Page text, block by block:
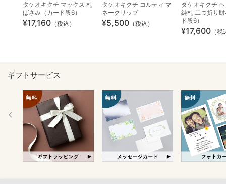
タケオキクチ マックス 札
ばさみ（カード段6）
¥17,160 （税込）
タケオキクチ コルティ マ
ネークリップ
¥5,500 （税込）
タケオキクチ
純札 二つ折り
ド段6）
¥17,600 （
ギフトサービス